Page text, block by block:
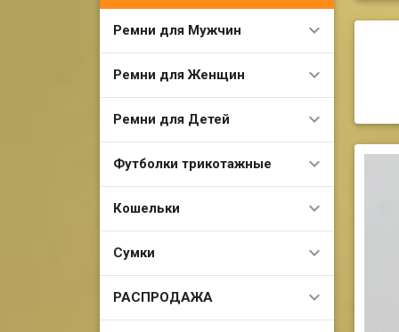
Ремни для Мужчин
Ремни для Женщин
Ремни для Детей
Футболки трикотажные
Кошельки
Сумки
РАСПРОДАЖА